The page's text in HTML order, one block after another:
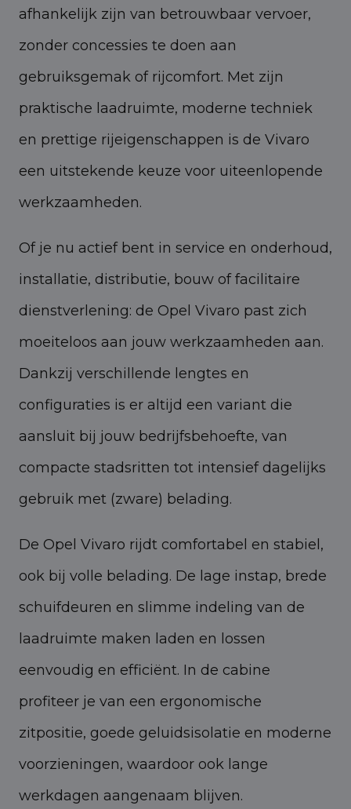
afhankelijk zijn van betrouwbaar vervoer,
zonder concessies te doen aan
gebruiksgemak of rijcomfort. Met zijn
praktische laadruimte, moderne techniek
en prettige rijeigenschappen is de Vivaro
een uitstekende keuze voor uiteenlopende
werkzaamheden.
Of je nu actief bent in service en onderhoud,
installatie, distributie, bouw of facilitaire
dienstverlening: de Opel Vivaro past zich
moeiteloos aan jouw werkzaamheden aan.
Dankzij verschillende lengtes en
configuraties is er altijd een variant die
aansluit bij jouw bedrijfsbehoefte, van
compacte stadsritten tot intensief dagelijks
gebruik met (zware) belading.
De Opel Vivaro rijdt comfortabel en stabiel,
ook bij volle belading. De lage instap, brede
schuifdeuren en slimme indeling van de
laadruimte maken laden en lossen
eenvoudig en efficiënt. In de cabine
profiteer je van een ergonomische
zitpositie, goede geluidsisolatie en moderne
voorzieningen, waardoor ook lange
werkdagen aangenaam blijven.